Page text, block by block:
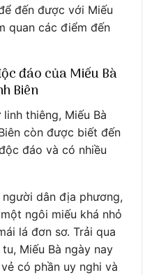
đến được với Miếu
quan các điểm đến
đáo của Miếu Bà
Biên
thiêng, Miếu Bà
còn được biết đến
đáo và có nhiều
dân địa phương,
ngôi miếu khá nhỏ
lá đơn sơ. Trải qua
Miếu Bà ngày nay
có phần uy nghi và